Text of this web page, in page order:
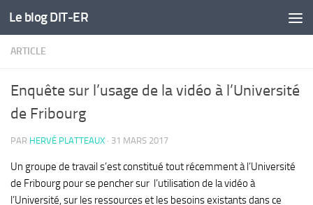
Skip to content
Le blog DIT-ER
ARTICLE
Enquête sur l’usage de la vidéo à l’Université
de Fribourg
PAR HERVÉ PLATTEAUX · 31 MARS 2017
Un groupe de travail s’est constitué tout récemment à l’Université
de Fribourg pour se pencher sur l’utilisation de la vidéo à
l’Université, sur les ressources et les besoins existants dans ce